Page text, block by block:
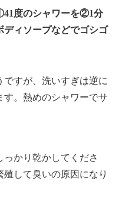
度のシャワーを②1分
ィソープなどでゴシゴ
すが、洗いすぎは逆に
す。熱めのシャワーでサ
かり乾かしてくださ
して臭いの原因になり